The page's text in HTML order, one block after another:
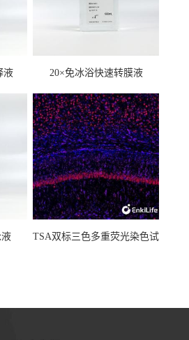
液 20×免冰浴快速转膜液
TSA双标三色多重荧光染色试